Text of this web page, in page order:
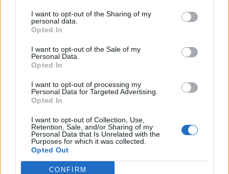
I want to opt-out of the Sharing of my
personal data.
Opted In
I want to opt-out of the Sale of my
Personal Data.
Opted In
I want to opt-out of processing my
Personal Data for Targeted Advertising.
Opted In
I want to opt-out of Collection, Use,
Retention, Sale, and/or Sharing of my
Personal Data that Is Unrelated with the
Purposes for which it was collected.
Opted Out
CONFIRM
Τέλος, ο Δήμαρχος Ανδραβίδας-Κυλλήνης
ευχαρίστησε τους Βουλευτές Ηλείας, Ανδρέα
Νικολακόπουλο και Διονυσία
Αυγερινοπούλου, καθώς και το Δημοτικό
Λιμενικό Ταμείο Κυλλήνης, για την συμβολή
τους στο εγχείρημα.
ΟΛΕΣ ΟΙ ΕΙΔΗΣΕΙΣ
Attica Roots Festival: Εννέα συναυλίες, δεκάδες
χιλιάδες θεατές, ένας νέος πολιτιστικός χάρτης